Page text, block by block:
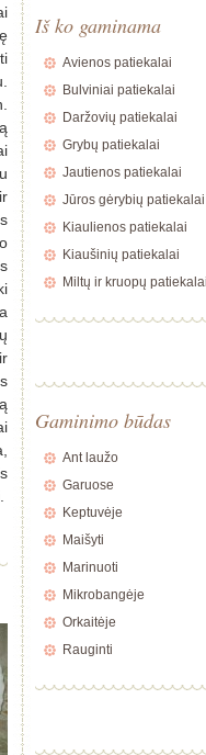
Iš ko gaminama
Avienos patiekalai
Bulviniai patiekalai
Daržovių patiekalai
Grybų patiekalai
Jautienos patiekalai
Jūros gėrybių patiekalai
Kiaulienos patiekalai
Kiaušinių patiekalai
Miltų ir kruopų patiekalai
Gaminimo būdas
Ant laužo
Garuose
Keptuvėje
Maišyti
Marinuoti
Mikrobangėje
Orkaitėje
Rauginti